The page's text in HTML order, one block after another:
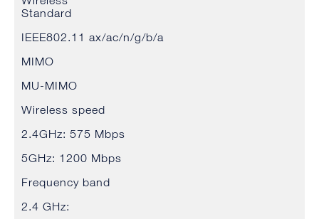
Standard
IEEE802.11 ax/ac/n/g/b/a
MIMO
MU-MIMO
Wireless speed
2.4GHz: 575 Mbps
5GHz: 1200 Mbps
Frequency band
2.4 GHz: